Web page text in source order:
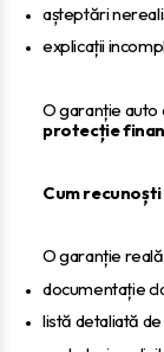
așteptări
explicații
O garanție auto
protecție
Cum
O garanție
documentație
listă detaliată